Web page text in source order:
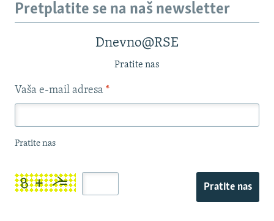
Pretplatite se na naš newsletter
Dnevno@RSE
Pratite nas
Vaša e-mail adresa *
Pratite nas
Pratite nas